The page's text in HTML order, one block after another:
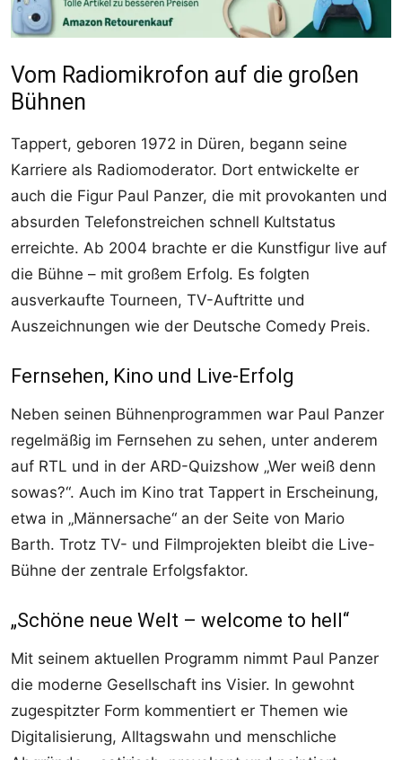
Vom Radiomikrofon auf die großen
Bühnen
Tappert, geboren 1972 in Düren, begann seine
Karriere als Radiomoderator. Dort entwickelte er
auch die Figur Paul Panzer, die mit provokanten und
absurden Telefonstreichen schnell Kultstatus
erreichte. Ab 2004 brachte er die Kunstfigur live auf
die Bühne – mit großem Erfolg. Es folgten
ausverkaufte Tourneen, TV-Auftritte und
Auszeichnungen wie der Deutsche Comedy Preis.
Fernsehen, Kino und Live-Erfolg
Neben seinen Bühnenprogrammen war Paul Panzer
regelmäßig im Fernsehen zu sehen, unter anderem
auf RTL und in der ARD-Quizshow „Wer weiß denn
sowas?“. Auch im Kino trat Tappert in Erscheinung,
etwa in „Männersache“ an der Seite von Mario
Barth. Trotz TV- und Filmprojekten bleibt die Live-
Bühne der zentrale Erfolgsfaktor.
„Schöne neue Welt – welcome to hell“
Mit seinem aktuellen Programm nimmt Paul Panzer
die moderne Gesellschaft ins Visier. In gewohnt
zugespitzter Form kommentiert er Themen wie
Digitalisierung, Alltagswahn und menschliche